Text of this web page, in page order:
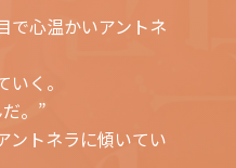
で心温かいアントネ
く。
。”
ントネラに傾いてい